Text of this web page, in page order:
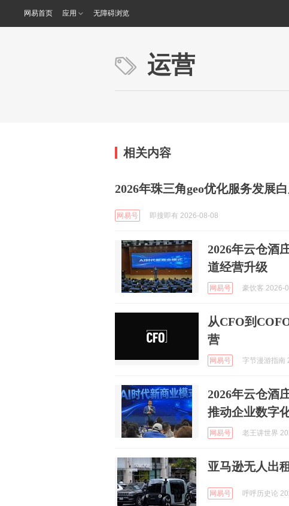
网易首页 应用 无障碍浏览
运营
相关内容
2026年珠三角geo优化服务发展
网易号 即搜即有 2026-08-08
2026年云仓酒
道经营升级
网易号 豪饮客 2026-
从CFO到
营
网易号 字节漫游指南
2026年云仓酒
推动企业数字
网易号 老王讲世界
亚马逊无人出
网易号 呼呼历史论